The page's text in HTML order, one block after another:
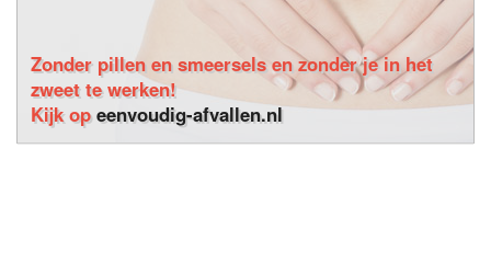
Zonder pillen en smeersels en zonder je in het
zweet te werken!
Kijk opeenvoudig-afvallen.nl